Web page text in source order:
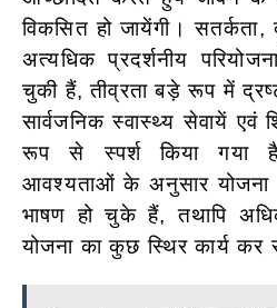
विकसित हो जायेंगी।
अत्यधिक प्रदर्शनीय
चुकी हैं, तीव्रता बड़े रूप में
सार्वजनिक स्वास्थ्य सेवायें एवं
रूप से स्पर्श किया
आवश्यताओं के अनुसार योजना
भाषण हो चुके हैं, तथापि
योजना का कुछ स्थिर कार्य कर